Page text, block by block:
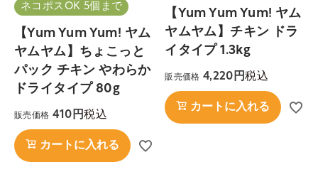
ネコポスOK 5個まで
【Yum Yum Yum! ヤム
ヤムヤム】ちょこっと
パック チキン やわらか
ドライタイプ 80g
販売価格 410 税込
カートに入れる
【Yum Yum Yum! ヤム
ヤムヤム】チキン ドラ
イタイプ 1.3kg
販売価格 4,220 税込
カートに入れる